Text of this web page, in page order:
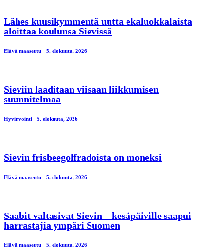
Lähes kuusikymmentä uutta ekaluokkalaista
aloittaa koulunsa Sievissä
Elävä maaseutu 5. elokuuta, 2026
Sieviin laaditaan viisaan liikkumisen
suunnitelmaa
Hyvinvointi 5. elokuuta, 2026
Sievin frisbeegolfradoista on moneksi
Elävä maaseutu 5. elokuuta, 2026
Saabit valtasivat Sievin – kesäpäiville saapui
harrastajia ympäri Suomen
Elävä maaseutu 5. elokuuta, 2026